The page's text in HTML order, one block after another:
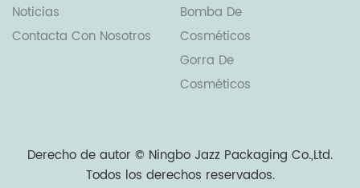
Noticias
Contacta Con Nosotros
Bomba De
Cosméticos
Gorra De
Cosméticos
Derecho de autor © Ningbo Jazz Packaging Co.,Ltd.
Todos los derechos reservados.